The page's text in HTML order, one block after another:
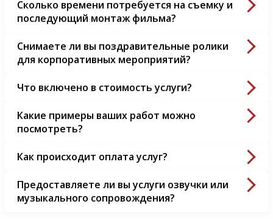
Сколько времени потребуется на съемку и
последующий монтаж фильма?
Снимаете ли вы поздравительные ролики
для корпоративных мероприятий?
Что включено в стоимость услуги?
Какие примеры ваших работ можно
посмотреть?
Как происходит оплата услуг?
Предоставляете ли вы услуги озвучки или
музыкального сопровождения?